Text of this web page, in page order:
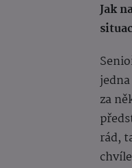
Jak
za
rád,